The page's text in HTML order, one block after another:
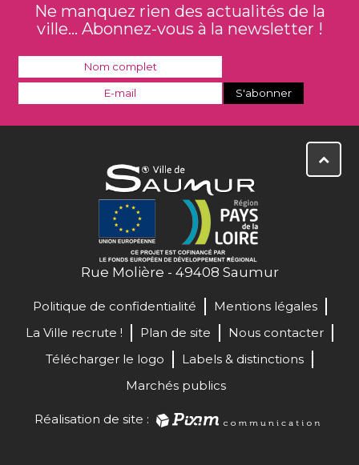
Ne manquez rien des actualités de la
ville... Abonnez-vous à la newsletter !
Rue Molière - 49408 Saumur
Politique de confidentialité
Mentions légales
La Ville recrute !
Plan de site
Nous contacter
Télécharger le logo
Labels & distinctions
Marchés publics
Réalisation de site :